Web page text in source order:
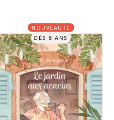
NOUVEAUTÉ
DÈS 8 ANS